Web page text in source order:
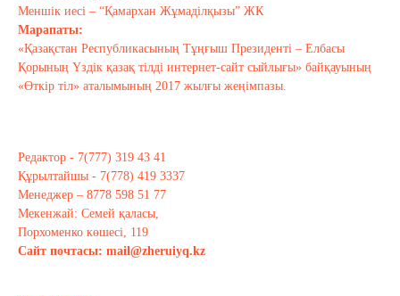
Меншік иесі – “Қамархан Жұмаділқызы” ЖК
Марапаты:
«Қазақстан Республикасының Тұңғыш Президенті – Елбасы
Қорының Үздік қазақ тілді интернет-сайт сыйлығы» байқауының
«Өткір тіл» аталымының 2017 жылғы жеңімпазы.
Редактор - 7(777) 319 43 41
Құрылтайшы - 7(778) 419 3337
Менеджер – 8778 598 51 77
Мекенжай: Семей қаласы,
Порхоменко көшесі, 119
Сайт почтасы: mail@zheruiyq.kz